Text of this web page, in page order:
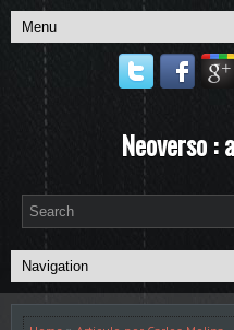
Neoverso :